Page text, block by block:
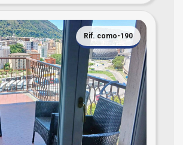
Rif. como-190